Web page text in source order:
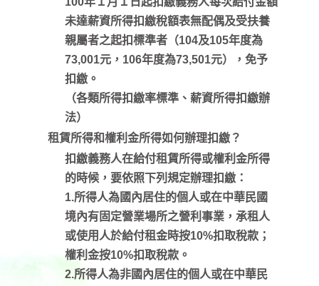
未達薪資所得扣繳稅額表無配偶及受扶養
親屬者之起扣標準者（104及105年度為
73,001元，106年度為73,501元），免予
扣繳。
（各類所得扣繳率標準、薪資所得扣繳辦
法）
租賃所得和權利金所得如何辦理扣繳？
扣繳義務人在給付租賃所得或權利金所得
的時候，要依照下列規定辦理扣繳：
1.所得人為國內居住的個人或在中華民國
境內有固定營業場所之營利事業，承租人
或使用人於給付租金時按10%扣取稅款；
權利金按10%扣取稅款。
2.所得人為非國內居住的個人或在中華民